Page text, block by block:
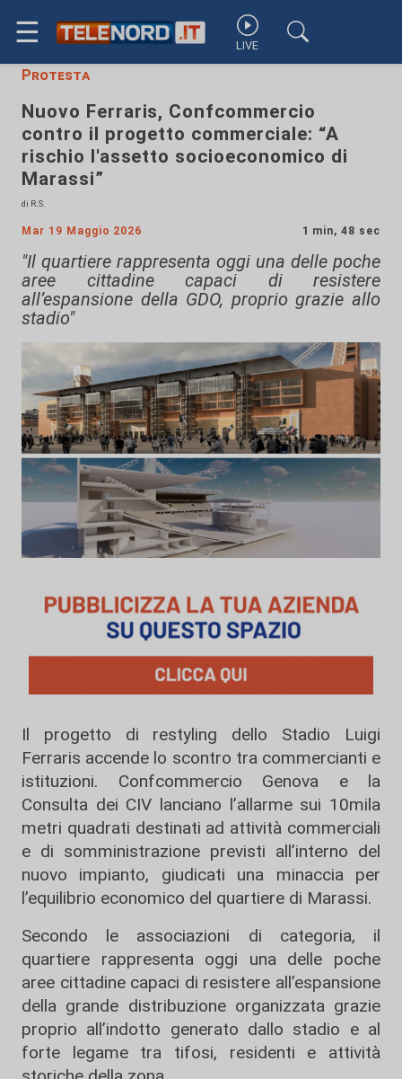
☰ LIVE
Protesta
Nuovo Ferraris, Confcommercio
contro il progetto commerciale: “A
rischio l'assetto socioeconomico di
Marassi”
di R.S.
Mar 19 Maggio 2026 1 min, 48 sec
"Il quartiere rappresenta oggi una delle poche
aree cittadine capaci di resistere
all’espansione della GDO, proprio grazie allo
stadio"
Il progetto di restyling dello Stadio Luigi
Ferraris accende lo scontro tra commercianti e
istituzioni. Confcommercio Genova e la
Consulta dei CIV lanciano l’allarme sui 10mila
metri quadrati destinati ad attività commerciali
e di somministrazione previsti all’interno del
nuovo impianto, giudicati una minaccia per
l’equilibrio economico del quartiere di Marassi.
Secondo le associazioni di categoria, il
quartiere rappresenta oggi una delle poche
aree cittadine capaci di resistere all’espansione
della grande distribuzione organizzata grazie
proprio all’indotto generato dallo stadio e al
forte legame tra tifosi, residenti e attività